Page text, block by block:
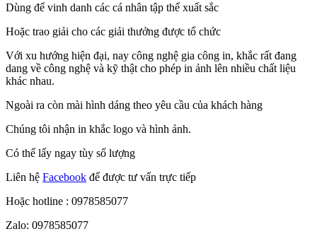
Dùng để vinh danh các cá nhân tập thể xuất sắc
Hoặc trao giải cho các giải thưởng được tổ chức
Với xu hướng hiện đại, nay công nghệ gia công in, khắc rất đang
dang về công nghệ và kỹ thật cho phép in ảnh lên nhiều chất liệu
khác nhau.
Ngoài ra còn mài hình dáng theo yêu cầu của khách hàng
Chúng tôi nhận in khắc logo và hình ảnh.
Có thể lấy ngay tùy số lượng
Liên hệ Facebook để được tư vấn trực tiếp
Hoặc hotline : 0978585077
Zalo: 0978585077